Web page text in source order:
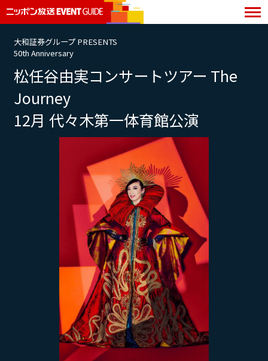
大和証券グループ PRESENTS
50th Anniversary
松任谷由実コンサートツアー The
Journey
12月 代々木第一体育館公演